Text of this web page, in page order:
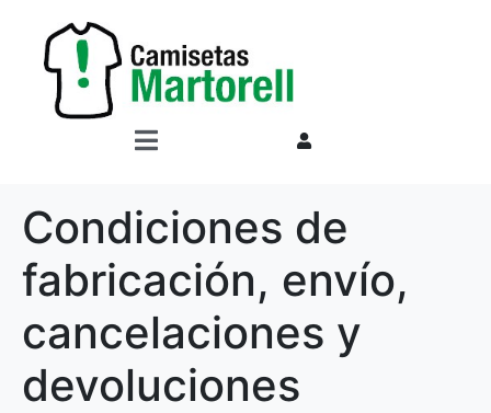
Condiciones de
fabricación, envío,
cancelaciones y
devoluciones